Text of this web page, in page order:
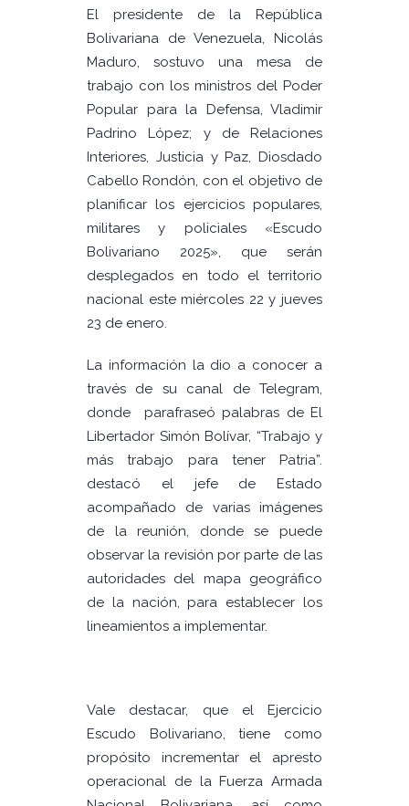
El presidente de la República
Bolivariana de Venezuela, Nicolás
Maduro, sostuvo una mesa de
trabajo con los ministros del Poder
Popular para la Defensa, Vladimir
Padrino López; y de Relaciones
Interiores, Justicia y Paz, Diosdado
Cabello Rondón, con el objetivo de
planificar los ejercicios populares,
militares y policiales «Escudo
Bolivariano 2025», que serán
desplegados en todo el territorio
nacional este miércoles 22 y jueves
23 de enero.
La información la dio a conocer a
través de su canal de Telegram,
donde parafraseó palabras de El
Libertador Simón Bolívar, “Trabajo y
más trabajo para tener Patria”.
destacó el jefe de Estado
acompañado de varias imágenes
de la reunión, donde se puede
observar la revisión por parte de las
autoridades del mapa geográfico
de la nación, para establecer los
lineamientos a implementar.
Vale destacar, que el Ejercicio
Escudo Bolivariano, tiene como
propósito incrementar el apresto
operacional de la Fuerza Armada